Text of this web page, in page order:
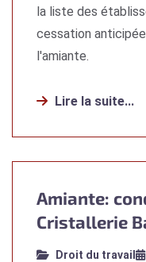
la liste des
cessation
l'amiante.
Lire la suite...
Amiante:
Cristallerie
Droit du travail